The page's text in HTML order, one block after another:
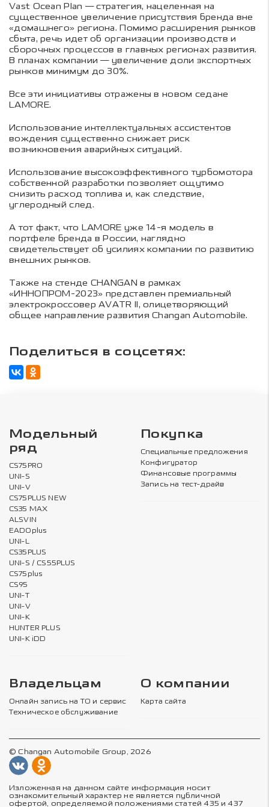
Vast Ocean Plan — стратегия, нацеленная на
существенное увеличение присутствия бренда вне
«домашнего» региона. Помимо расширения рынков
сбыта, речь идет об организации производств и
сборочных процессов в главных регионах развития.
В планах компании — увеличение доли экспортных
рынков минимум до 30%.
Все эти инициативы отражены в новом седане
LAMORE.
Использование интеллектуальных ассистентов
вождения существенно снижает риск
возникновения аварийных ситуаций.
Использование высокоэффективного турбомотора
собственной разработки позволяет ощутимо
снизить расход топлива и, как следствие,
углеродный след.
А тот факт, что LAMORE уже 14-я модель в
портфеле бренда в России, наглядно
свидетельствует об усилиях компании по развитию
внешних рынков.
Также на стенде CHANGAN в рамках
«ИННОПРОМ-2023» представлен премиальный
электрокроссовер AVATR II, олицетворяющий
общее направление развития Changan Automobile.
Поделиться в соцсетях:
Модельный
ряд
CS75PRO
UNI-S
UNI-V
CS75PLUS NEW
CS35 MAX
ALSVIN
EADOplus
UNI-L
CS35PLUS
UNI-S / CS55PLUS
CS75plus
CS95
UNI-T
UNI-V
UNI-K
HUNTER PLUS
UNI-K iDD
Покупка
Специальные предложения
Конфигуратор
Финансовые программы
Запись на тест-драйв
Владельцам
Онлайн запись на ТО и сервис
Техническое обслуживание
О компании
Карта сайта
© Changan Automobile Group, 2026
Изложенная на данном сайте информация носит
ознакомительный характер не является публичной
офертой, определяемой положениями статей 435 и 437